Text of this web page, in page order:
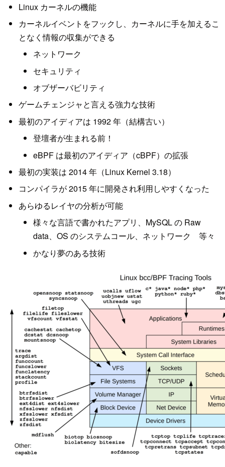
Linux カーネルの機能
カーネルイベントをフックし、カーネルに手を加えるこ
となく情報の収集ができる
ネットワーク
セキュリティ
オブザーバビリティ
ゲームチェンジャと言える強力な技術
最初のアイディアは 1992 年（結構古い）
登壇者が生まれる前！
eBPF は最初のアイディア（cBPF）の拡張
最初の実装は 2014 年（Linux Kernel 3.18）
コンパイラが 2015 年に開発され利用しやすくなった
あらゆるレイヤの分析が可能
様々な言語で書かれたアプリ、MySQL の Raw
data、OS のシステムコール、ネットワーク 等々
かなり夢のある技術